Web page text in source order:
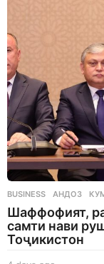
BUSINESS АНДОЗ ,
Шаффофият,
самти нави
Тоҷикистон